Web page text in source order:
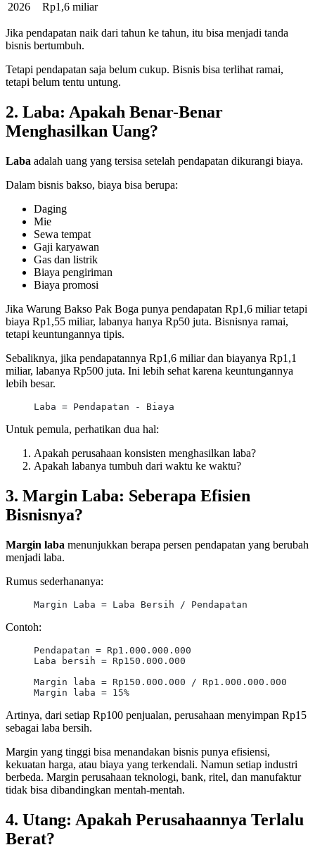
2026
Rp1,6 miliar
Jika pendapatan naik dari tahun ke tahun, itu bisa menjadi tanda
bisnis bertumbuh.
Tetapi pendapatan saja belum cukup. Bisnis bisa terlihat ramai,
tetapi belum tentu untung.
2. Laba: Apakah Benar-Benar
Menghasilkan Uang?
Laba adalah uang yang tersisa setelah pendapatan dikurangi biaya.
Dalam bisnis bakso, biaya bisa berupa:
Daging
Mie
Sewa tempat
Gaji karyawan
Gas dan listrik
Biaya pengiriman
Biaya promosi
Jika Warung Bakso Pak Boga punya pendapatan Rp1,6 miliar tetapi
biaya Rp1,55 miliar, labanya hanya Rp50 juta. Bisnisnya ramai,
tetapi keuntungannya tipis.
Sebaliknya, jika pendapatannya Rp1,6 miliar dan biayanya Rp1,1
miliar, labanya Rp500 juta. Ini lebih sehat karena keuntungannya
lebih besar.
Laba = Pendapatan - Biaya
Untuk pemula, perhatikan dua hal:
Apakah perusahaan konsisten menghasilkan laba?
Apakah labanya tumbuh dari waktu ke waktu?
3. Margin Laba: Seberapa Efisien
Bisnisnya?
Margin laba menunjukkan berapa persen pendapatan yang berubah
menjadi laba.
Rumus sederhananya:
Margin Laba = Laba Bersih / Pendapatan
Contoh:
Pendapatan = Rp1.000.000.000
Laba bersih = Rp150.000.000
Margin laba = Rp150.000.000 / Rp1.000.000.000
Margin laba = 15%
Artinya, dari setiap Rp100 penjualan, perusahaan menyimpan Rp15
sebagai laba bersih.
Margin yang tinggi bisa menandakan bisnis punya efisiensi,
kekuatan harga, atau biaya yang terkendali. Namun setiap industri
berbeda. Margin perusahaan teknologi, bank, ritel, dan manufaktur
tidak bisa dibandingkan mentah-mentah.
4. Utang: Apakah Perusahaannya Terlalu
Berat?